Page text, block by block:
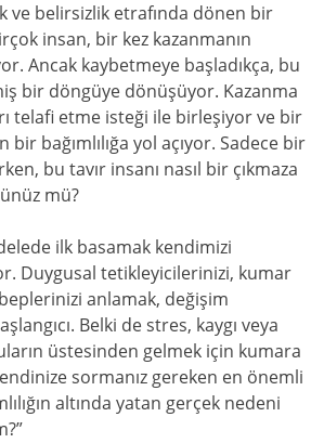
ve belirsizlik etrafında dönen bir
insan, bir kez kazanmanın
Ancak kaybetmeye başladıkça, bu
bir döngüye dönüşüyor. Kazanma
telafi etme isteği ile birleşiyor ve bir
bağımlılığa yol açıyor. Sadece bir
bu tavır insanı nasıl bir çıkmaza
mü?
ilk basamak kendimizi
Duygusal tetikleyicilerinizi, kumar
anlamak, değişim
Belki de stres, kaygı veya
üstesinden gelmek için kumara
sormanız gereken en önemli
altında yatan gerçek nedeni